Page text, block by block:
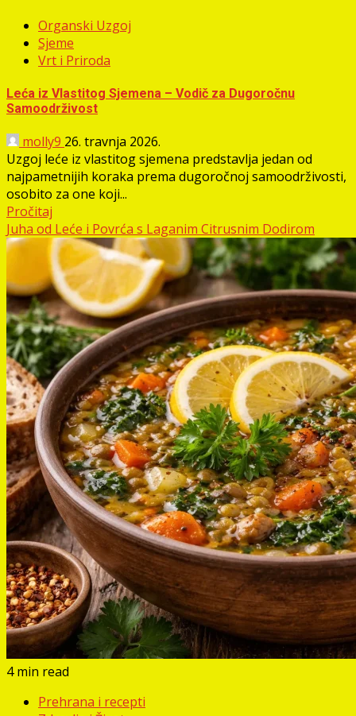
Organski Uzgoj
Sjeme
Vrt i Priroda
Leća iz Vlastitog Sjemena – Vodič za Dugoročnu
Samoodrživost
molly9 26. travnja 2026.
Uzgoj leće iz vlastitog sjemena predstavlja jedan od
najpametnijih koraka prema dugoročnoj samoodrživosti,
osobito za one koji...
Pročitaj
Juha od Leće i Povrća s Laganim Citrusnim Dodirom
4 min read
Prehrana i recepti